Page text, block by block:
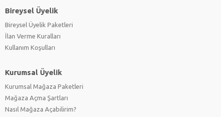
Bireysel Üyelik
Bireysel Üyelik Paketleri
İlan Verme Kuralları
Kullanım Koşulları
Kurumsal Üyelik
Kurumsal Mağaza Paketleri
Mağaza Açma Şartları
Nasıl Mağaza Açabilirim?